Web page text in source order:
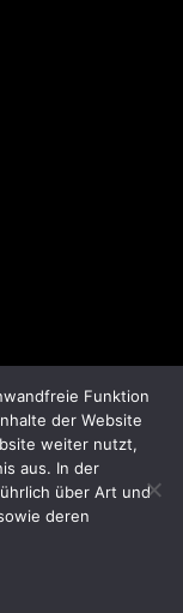
Funktion
der Website
weiter nutzt,
aus. In der
über Art und
deren